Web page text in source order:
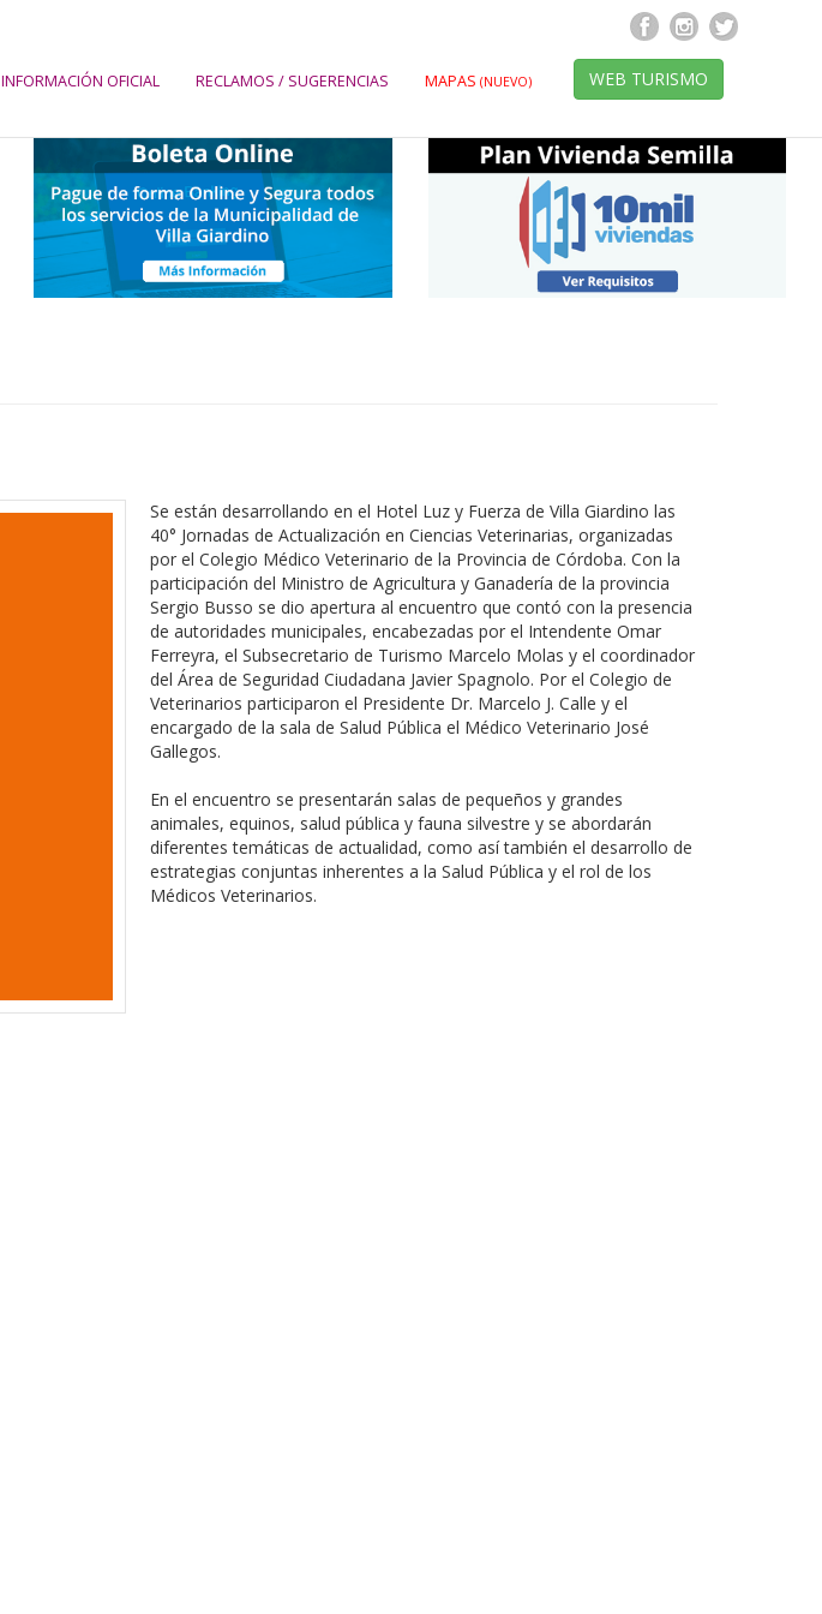
INFORMACIÓN OFICIAL RECLAMOS / SUGERENCIAS MAPAS (NUEVO) WEB TURISMO
Se están desarrollando en el Hotel Luz y Fuerza de Villa Giardino las
40° Jornadas de Actualización en Ciencias Veterinarias, organizadas
por el Colegio Médico Veterinario de la Provincia de Córdoba. Con la
participación del Ministro de Agricultura y Ganadería de la provincia
Sergio Busso se dio apertura al encuentro que contó con la presencia
de autoridades municipales, encabezadas por el Intendente Omar
Ferreyra, el Subsecretario de Turismo Marcelo Molas y el coordinador
del Área de Seguridad Ciudadana Javier Spagnolo. Por el Colegio de
Veterinarios participaron el Presidente Dr. Marcelo J. Calle y el
encargado de la sala de Salud Pública el Médico Veterinario José
Gallegos.
En el encuentro se presentarán salas de pequeños y grandes
animales, equinos, salud pública y fauna silvestre y se abordarán
diferentes temáticas de actualidad, como así también el desarrollo de
estrategias conjuntas inherentes a la Salud Pública y el rol de los
Médicos Veterinarios.